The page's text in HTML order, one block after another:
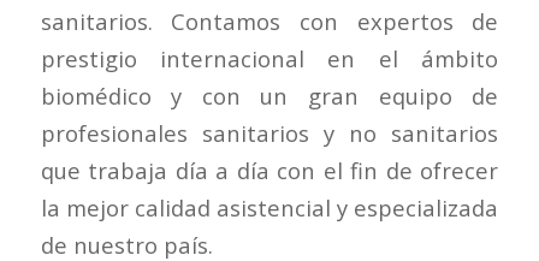
sanitarios. Contamos con expertos de
prestigio internacional en el ámbito
biomédico y con un gran equipo de
profesionales sanitarios y no sanitarios
que trabaja día a día con el fin de ofrecer
la mejor calidad asistencial y especializada
de nuestro país.